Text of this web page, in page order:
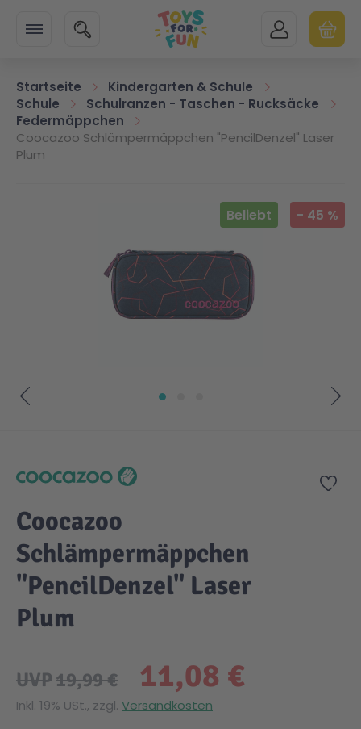
SUCHE MEIN KONTO
Startseite
Kindergarten & Schule
Schule
Schulranzen - Taschen - Rucksäcke
Federmäppchen
Coocazoo Schlämpermäppchen "PencilDenzel" Laser
Plum
Beliebt - 45 %
Zur
Coocazoo
Schlämpermäppchen
"PencilDenzel" Laser
Plum
11,08 €
UVP19,99 €
Inkl. 19% USt., zzgl. Versandkosten